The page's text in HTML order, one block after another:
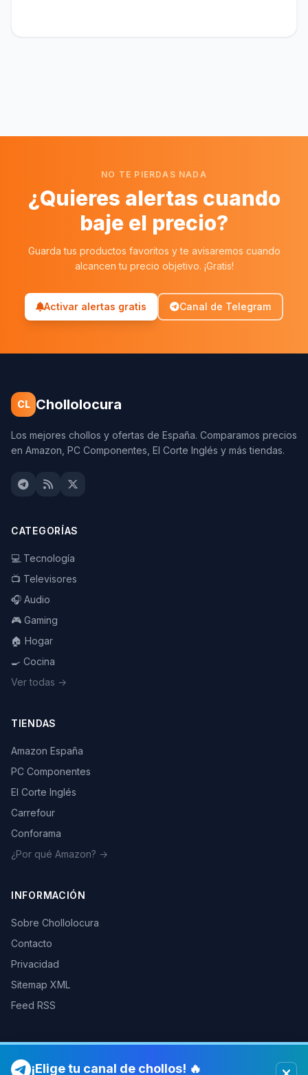
NO TE PIERDAS NADA
¿Quieres alertas cuando
baje el precio?
Guarda tus productos favoritos y te avisaremos cuando
alcancen tu precio objetivo. ¡Gratis!
Activar alertas gratis Canal de Telegram
CL Chollolocura
Los mejores chollos y ofertas de España. Comparamos precios
en Amazon, PC Componentes, El Corte Inglés y más tiendas.
CATEGORÍAS
💻 Tecnología
📺 Televisores
🎧 Audio
🎮 Gaming
🏠 Hogar
🍳 Cocina
Ver todas →
TIENDAS
Amazon España
PC Componentes
El Corte Inglés
Carrefour
Conforama
¿Por qué Amazon? →
INFORMACIÓN
Sobre Chollolocura
Contacto
Privacidad
Sitemap XML
Feed RSS
© 2026 Chollolocura. Todos los derechos reservados.
¡Elige tu canal de chollos! 🔥